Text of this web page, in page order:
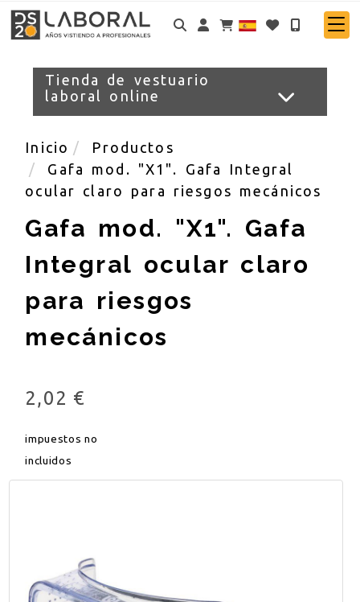
Identifícate
Tienda de vestuario
laboral online
Inicio
Productos
Gafa mod. "X1". Gafa Integral
ocular claro para riesgos mecánicos
Gafa mod. "X1". Gafa
Integral ocular claro
para riesgos
mecánicos
2,02 €
impuestos no
incluidos